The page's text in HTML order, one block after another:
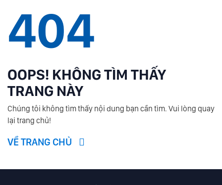
404
OOPS! KHÔNG TÌM THẤY
TRANG NÀY
Chúng tôi không tìm thấy nội dung bạn cần tìm. Vui lòng quay
lại trang chủ!
VỀ TRANG CHỦ